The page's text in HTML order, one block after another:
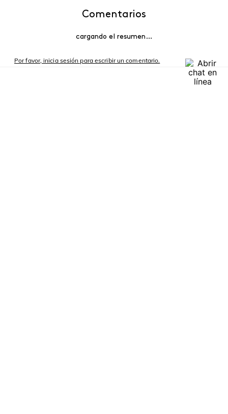
Comentarios
cargando el resumen…
Por favor, inicia sesión para escribir un comentario.